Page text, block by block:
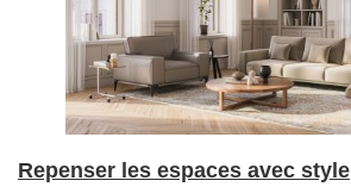
Repenser les espaces avec style